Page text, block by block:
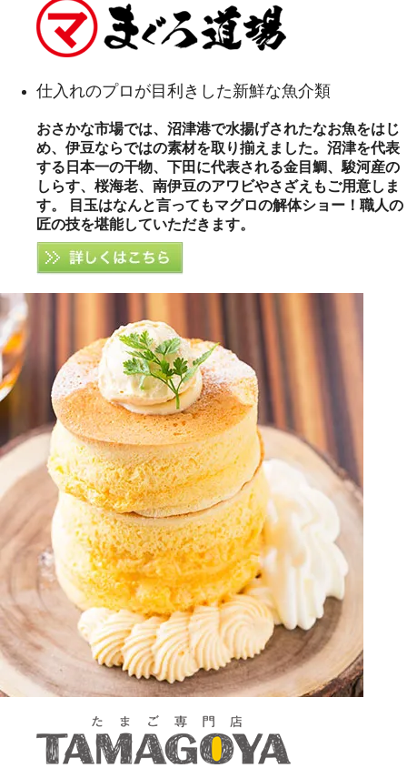
仕入れのプロが目利きした新鮮な魚介類
おさかな市場では、沼津港で水揚げされたなお魚をはじ
め、伊豆ならではの素材を取り揃えました。沼津を代表
する日本一の干物、下田に代表される金目鯛、駿河産の
しらす、桜海老、南伊豆のアワビやさざえもご用意しま
す。 目玉はなんと言ってもマグロの解体ショー！職人の
匠の技を堪能していただきます。